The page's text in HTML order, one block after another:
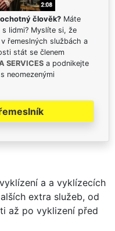
člověk? Máte
lidmi? Myslíte si, že
řemeslných službách a
stát se členem
SERVICES a podnikejte
neomezenými
a a vyklízecích
extra služeb, od
až po vyklizení před